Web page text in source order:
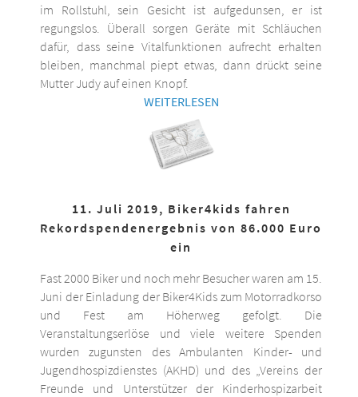
im Rollstuhl, sein Gesicht ist aufgedunsen, er ist
regungslos. Überall sorgen Geräte mit Schläuchen
dafür, dass seine Vitalfunktionen aufrecht erhalten
bleiben, manchmal piept etwas, dann drückt seine
Mutter Judy auf einen Knopf.
WEITERLESEN
11. Juli 2019, Biker4kids fahren
Rekordspendenergebnis von 86.000 Euro
ein
Fast 2000 Biker und noch mehr Besucher waren am 15.
Juni der Einladung der Biker4Kids zum Motorradkorso
und Fest am Höherweg gefolgt. Die
Veranstaltungserlöse und viele weitere Spenden
wurden zugunsten des Ambulanten Kinder- und
Jugendhospizdienstes (AKHD) und des „Vereins der
Freunde und Unterstützer der Kinderhospizarbeit